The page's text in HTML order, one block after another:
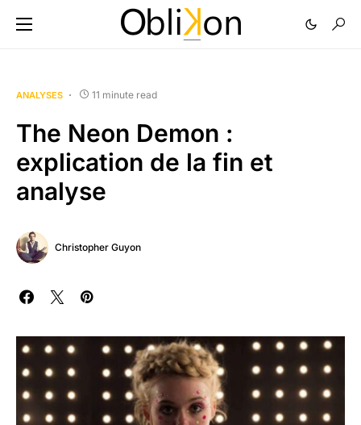
ANALYSES 11 minute read
The Neon Demon :
explication de la fin et
analyse
Christopher Guyon